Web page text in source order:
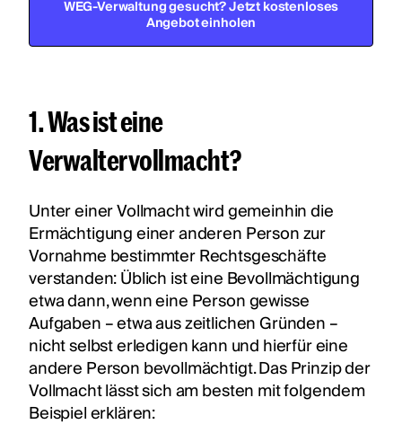
WEG-Verwaltung gesucht? Jetzt kostenloses
Angebot einholen
1. Was ist eine
Verwaltervollmacht?
Unter einer Vollmacht wird gemeinhin die
Ermächtigung einer anderen Person zur
Vornahme bestimmter Rechtsgeschäfte
verstanden: Üblich ist eine Bevollmächtigung
etwa dann, wenn eine Person gewisse
Aufgaben – etwa aus zeitlichen Gründen –
nicht selbst erledigen kann und hierfür eine
andere Person bevollmächtigt. Das Prinzip der
Vollmacht lässt sich am besten mit folgendem
Beispiel erklären: